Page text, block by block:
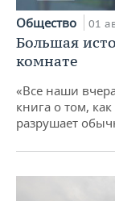
Общество 01
Большая
комнате
«Все наши
книга о том,
разрушает